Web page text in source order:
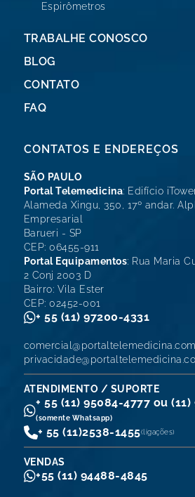
Espirômetros
TRABALHE CONOSCO
BLOG
CONTATO
FAQ
CONTATOS E ENDEREÇOS
SÃO PAULO
Portal Telemedicina: Edifício
Alameda Xingu, 350, 17º andar.
Empresarial
Barueri - SP
CEP: 06455-911
Portal Equipamentos: Rua Maria
2 Conj 2003 D
Bairro: Vila Ester
CEP: 02452-001
+ 55 (11) 97200-4331
ATENDIMENTO / SUPORTE
+ 55 (11) 95084-4777 ou
(somente Whatsapp)
+ 55 (11)2538-1455(ligações)
VENDAS
+55 (11) 94488-4845